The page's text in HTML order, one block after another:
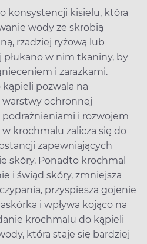
konsystencji kisielu, która
wody ze skrobią
rzadziej ryżową lub
płukano w nim tkaniny, by
i zarazkami.
pozwala na
ochronnej
i rozwojem
krochmalu zalicza się do
zapewniających
skóry. Ponadto krochmal
i świąd skóry, zmniejsza
przyspiesza gojenie
i wpływa kojąco na
krochmalu do kąpieli
która staje się bardziej